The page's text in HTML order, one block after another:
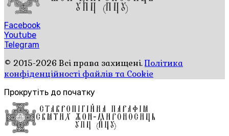
Facebook
Youtube
Telegram
© 2015-2026 Всі права захищені.Політика
конфіденційності файлів та Cookie
Прокрутіть до початку